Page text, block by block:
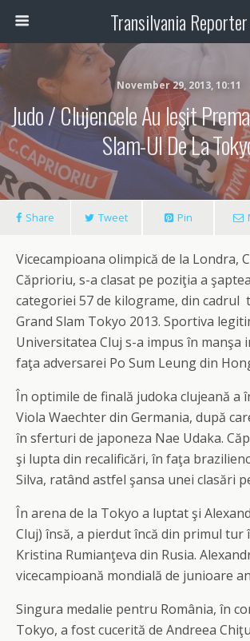
Transilvania Reporter
November 29, 2013, 10:11
Judo / Clujencele Au Ieşit
Slam-Ul De La
Share Tweet Pin
Vicecampioana olimpică de la Londra,
Căprioriu, s-a clasat pe poziţia a
categoriei 57 de kilograme, din cadrul
Grand Slam Tokyo 2013. Sportiva
Universitatea Cluj s-a impus în manşa
faţa adversarei Po Sum Leung din
În optimile de finală judoka clujeană a
Viola Waechter din Germania, după
în sferturi de japoneza Nae Udaka.
şi lupta din recalificări, în faţa
Silva, ratând astfel şansa unei clasări
În arena de la Tokyo a luptat şi
Cluj) însă, a pierdut încă din primul tur
Kristina Rumianţeva din Rusia.
vicecampioană mondială de junioare
Singura medalie pentru România, în
Tokyo, a fost cucerită de Andreea